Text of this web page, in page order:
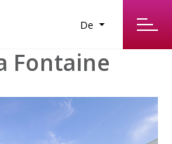
De
Fontaine